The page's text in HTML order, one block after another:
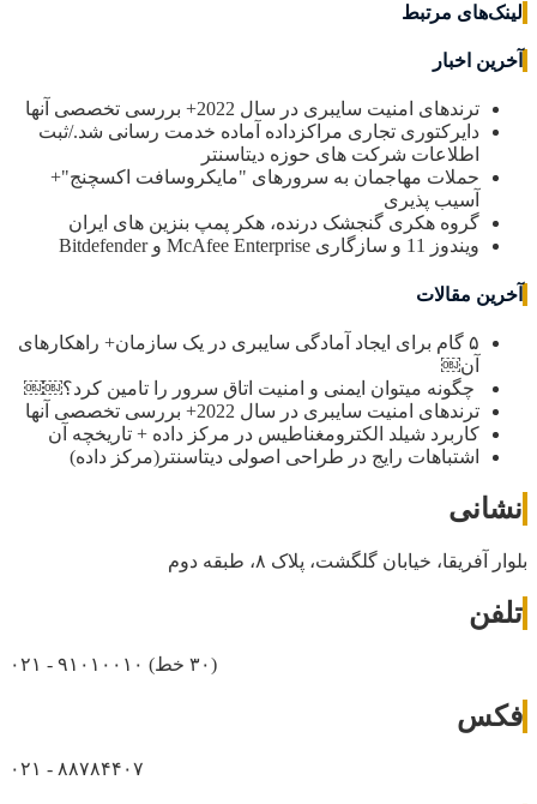
لینک‌های مرتبط
آخرین اخبار
ترندهای امنیت سایبری در سال 2022+ بررسی تخصصی آنها
دایرکتوری تجاری مراکزداده آماده خدمت رسانی شد./ثبت
اطلاعات شرکت های حوزه دیتاسنتر
حملات مهاجمان به سرورهای "مایکروسافت اکسچنج"+
آسیب پذیری
گروه هکری گنجشک درنده، هکر پمپ بنزین های ایران
ویندوز 11 و سازگاری McAfee Enterprise و Bitdefender
آخرین مقالات
۵ گام برای ایجاد آمادگی سایبری در یک سازمان+ راهکارهای
آن￼
چگونه میتوان ایمنی و امنیت اتاق سرور را تامین کرد؟￼￼
ترندهای امنیت سایبری در سال 2022+ بررسی تخصصی آنها
کاربرد شیلد الکترومغناطیس در مرکز داده + تاریخچه آن
اشتباهات رایج در طراحی اصولی دیتاسنتر(مرکز داده)
نشانی
بلوار آفریقا، خیابان گلگشت، پلاک ۸، طبقه دوم
تلفن
۰۲۱ - ۹۱۰۱۰۰۱۰ (۳۰ خط)
فکس
۰۲۱ - ۸۸۷۸۴۴۰۷